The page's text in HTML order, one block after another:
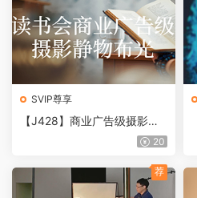
SVIP尊享
【J428】商业广告级摄影静
20
荐